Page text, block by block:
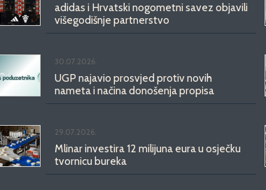
adidas i Hrvatski nogometni savez objavili
višegodišnje partnerstvo
30.07.2026.
UGP najavio prosvjed protiv novih
nameta i načina donošenja propisa
29.07.2026.
Mlinar investira 12 milijuna eura u osječku
tvornicu bureka